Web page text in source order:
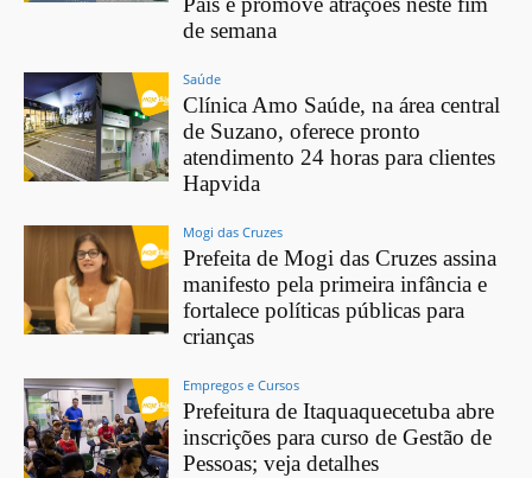
de semana
Saúde
Clínica Amo Saúde, na área central
de Suzano, oferece pronto
atendimento 24 horas para clientes
Hapvida
Mogi das Cruzes
Prefeita de Mogi das Cruzes assina
manifesto pela primeira infância e
fortalece políticas públicas para
crianças
Empregos e Cursos
Prefeitura de Itaquaquecetuba abre
inscrições para curso de Gestão de
Pessoas; veja detalhes